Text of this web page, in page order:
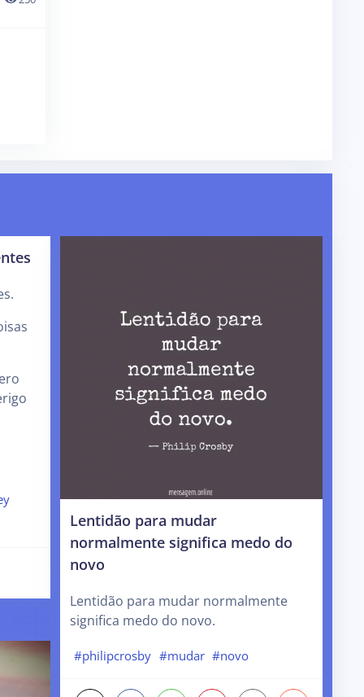
Lentidão para mudar
normalmente significa medo do
novo
Lentidão para mudar normalmente
significa medo do novo.
#philipcrosby #mudar #novo